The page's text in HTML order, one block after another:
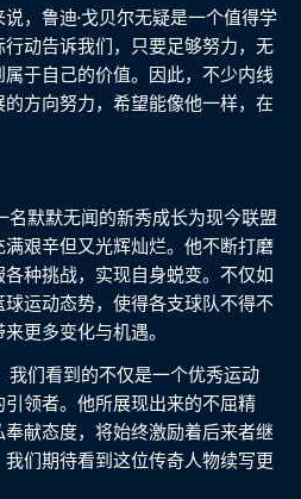
，鲁迪·戈贝尔无疑是一个值得学
动告诉我们，只要足够努力，无
于自己的价值。因此，不少内线
方向努力，希望能像他一样，在
名默默无闻的新秀成长为现今联盟
艰辛但又光辉灿烂。他不断打磨
种挑战，实现自身蜕变。不仅如
运动态势，使得各支球队不得不
更多变化与机遇。
我们看到的不仅是一个优秀运动
领者。他所展现出来的不屈精
献态度，将始终激励着后来者继
们期待看到这位传奇人物续写更